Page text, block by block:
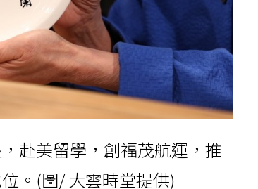
赴美留學，創福茂航運，推
。(圖/ 大雲時堂提供)